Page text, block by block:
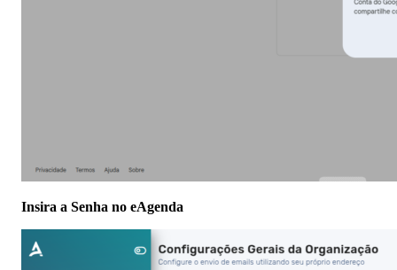
Insira a Senha no eAgenda